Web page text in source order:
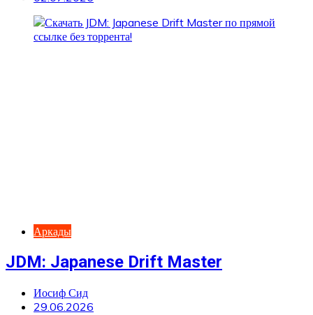
Аркады
JDM: Japanese Drift Master
Иосиф Сид
29.06.2026